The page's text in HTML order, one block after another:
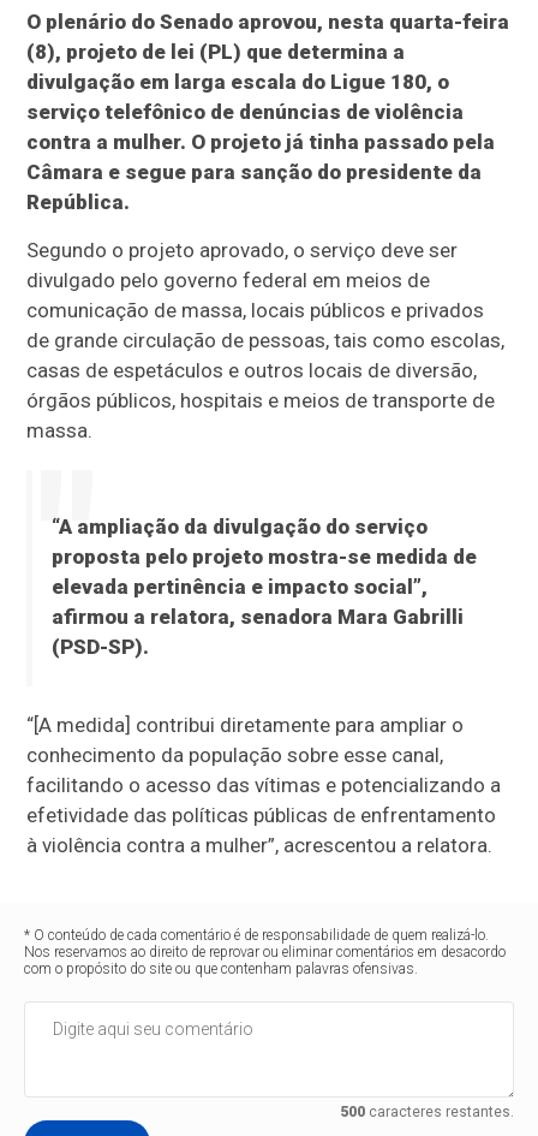
O plenário do Senado aprovou, nesta quarta-feira
(8), projeto de lei (PL) que determina a
divulgação em larga escala do Ligue 180, o
serviço telefônico de denúncias de violência
contra a mulher. O projeto já tinha passado pela
Câmara e segue para sanção do presidente da
República.
Segundo o projeto aprovado, o serviço deve ser
divulgado pelo governo federal em meios de
comunicação de massa, locais públicos e privados
de grande circulação de pessoas, tais como escolas,
casas de espetáculos e outros locais de diversão,
órgãos públicos, hospitais e meios de transporte de
massa.
“A ampliação da divulgação do serviço
proposta pelo projeto mostra-se medida de
elevada pertinência e impacto social”,
afirmou a relatora, senadora Mara Gabrilli
(PSD-SP).
“[A medida] contribui diretamente para ampliar o
conhecimento da população sobre esse canal,
facilitando o acesso das vítimas e potencializando a
efetividade das políticas públicas de enfrentamento
à violência contra a mulher”, acrescentou a relatora.
* O conteúdo de cada comentário é de responsabilidade de quem realizá-lo.
Nos reservamos ao direito de reprovar ou eliminar comentários em desacordo
com o propósito do site ou que contenham palavras ofensivas.
500caracteres restantes.